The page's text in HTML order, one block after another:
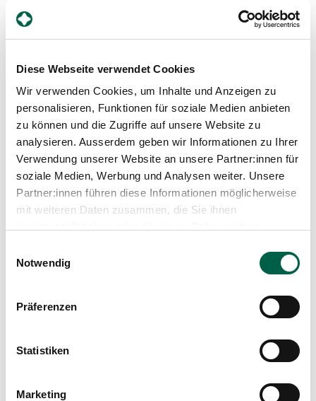
Diese Webseite verwendet Cookies
Wir verwenden Cookies, um Inhalte und Anzeigen zu
personalisieren, Funktionen für soziale Medien anbieten
zu können und die Zugriffe auf unsere Website zu
analysieren. Ausserdem geben wir Informationen zu Ihrer
Verwendung unserer Website an unsere Partner:innen für
soziale Medien, Werbung und Analysen weiter. Unsere
Partner:innen führen diese Informationen möglicherweise
mit weiteren Daten zusammen, die Sie ihnen
Notwendig
Präferenzen
Statistiken
Marketing
Das Spital Zollikerberg fusst auf einer tief verankerten
öffnete 1858 am Zürcher Hegibachplatz ihre Türen.
Neumünster überführt. Die gelebte Menschlichkeit
und die Innovationskraft dieser Pionierinnen und
Pioniere inspirieren uns noch heute. 1933 zog das
«Neumünster-Spital» in die Gemeinde Zollikerberg.
1998 fusionierte die Stiftung mit der Schweizerischen
Pflegerinnenschule. Das heutige Spital Zollikerberg
verkörpert den Antrieb, Menschen zu helfen,
weiterhin.